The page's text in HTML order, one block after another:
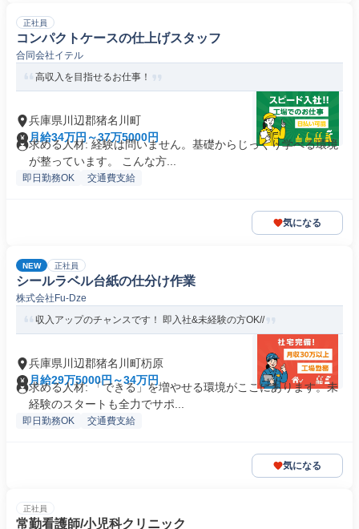
正社員
コンパクトケースの仕上げスタッフ
合同会社イテル
高収入を目指せるお仕事！
兵庫県川辺郡猪名川町
月給34万円～37万5000円
求める人材: 経験は問いません。基礎からじっくり学べる環境
が整っています。 こんな方...
即日勤務OK 交通費支給
気になる
NEW 正社員
シールラベル台紙の仕分け作業
株式会社Fu-Dze
収入アップのチャンスです！ 即入社&未経験の方OK//
兵庫県川辺郡猪名川町杤原
月給29万5000円～34万円
求める人材: 「できる」を増やせる環境がここにあります。未
経験のスタートも全力でサポ...
即日勤務OK 交通費支給
気になる
正社員
常勤看護師/小児科クリニック